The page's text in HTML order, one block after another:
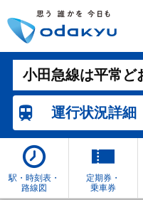
小田急線は平常ど
運行状況詳細
駅・時刻表・
路線図
定期券・
乗車券